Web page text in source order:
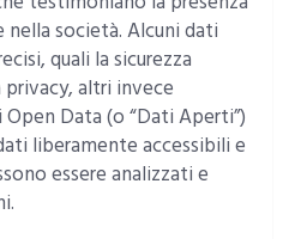
società. Alcuni dati
quali la sicurezza
altri invece
Data (o “Dati Aperti”)
liberamente accessibili e
essere analizzati e